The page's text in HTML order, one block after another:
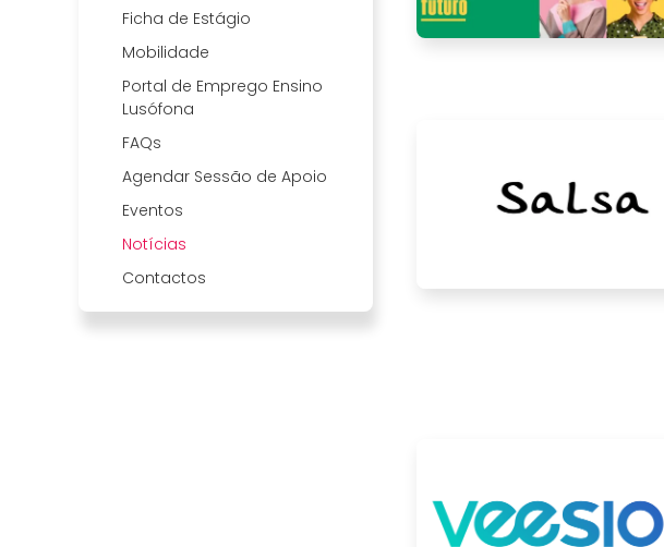
Ficha de Estágio
Mobilidade
Portal de Emprego Ensino
Lusófona
FAQs
Agendar Sessão de Apoio
Eventos
Notícias
Contactos